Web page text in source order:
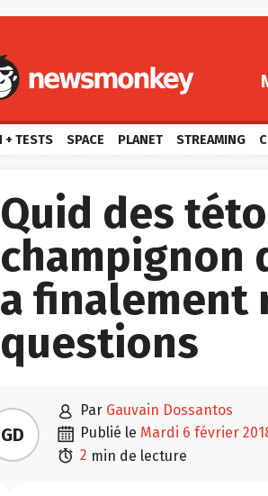
Quid des
champignon
a finalement
questions
GD
 Gauvain Dossantos
 publié le mardi 6 février
 2 min de lecture